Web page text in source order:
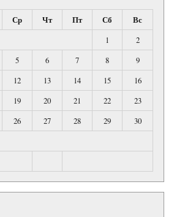
Ср Чт Пт Сб Вс
1
2
5 6 7 8
9
12 13 14 15
16
19 20 21 22
23
26 27 28 29
30